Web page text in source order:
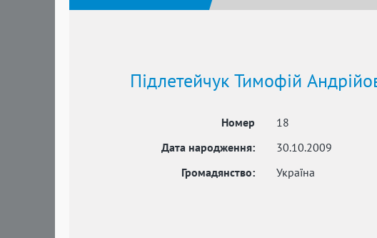
Підлетейчук Тимофій
Номер
18
Дата народження:
30.10.2009
Громадянство:
Україна